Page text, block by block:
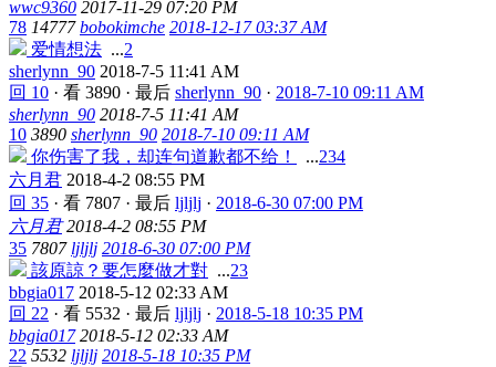
wwc9360 2017-11-29 07:20 PM
78 14777 bobokimche 2018-12-17 03:37 AM
爱情想法 ...2
sherlynn_90 2018-7-5 11:41 AM
回 10 · 看 3890 · 最后 sherlynn_90 · 2018-7-10 09:11 AM
sherlynn_90 2018-7-5 11:41 AM
10 3890 sherlynn_90 2018-7-10 09:11 AM
你伤害了我，却连句道歉都不给！
...234
六月君 2018-4-2 08:55 PM
回 35 · 看 7807 · 最后 ljljlj · 2018-6-30 07:00 PM
六月君 2018-4-2 08:55 PM
35 7807 ljljlj 2018-6-30 07:00 PM
該原諒？要怎麼做才對 ...23
bbgia017 2018-5-12 02:33 AM
回 22 · 看 5532 · 最后 ljljlj · 2018-5-18 10:35 PM
bbgia017 2018-5-12 02:33 AM
22 5532 ljljlj 2018-5-18 10:35 PM